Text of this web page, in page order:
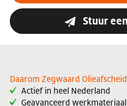
Stuur
Daarom Zegwaard
Actief in heel Nederland
Geavanceerd werkmateriaal